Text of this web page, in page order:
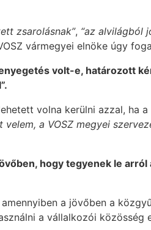
zsarolásnak”, “az alvilágból
vármegyei elnöke úgy
volt-e, határozott
volna kerülni azzal, ha
velem, a VOSZ megyei
hogy tegyenek le arról
a jövőben a
a vállalkozói közösség